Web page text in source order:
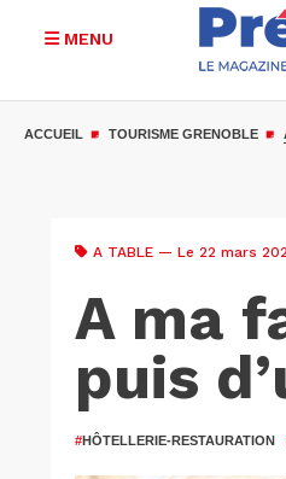
MENU
ACCUEIL TOURISME GRENOBLE
A TABLE — Le 22 mars
A ma
puis
#HÔTELLERIE-RESTAURATION